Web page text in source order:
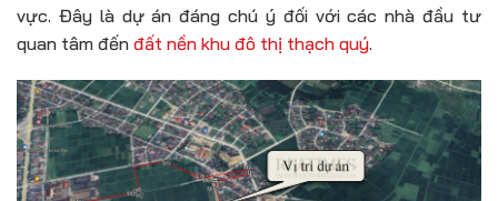
vực. Đây là dự án đáng chú ý đối với các nhà đầu tư
quan tâm đến đất nền khu đô thị thạch quý.